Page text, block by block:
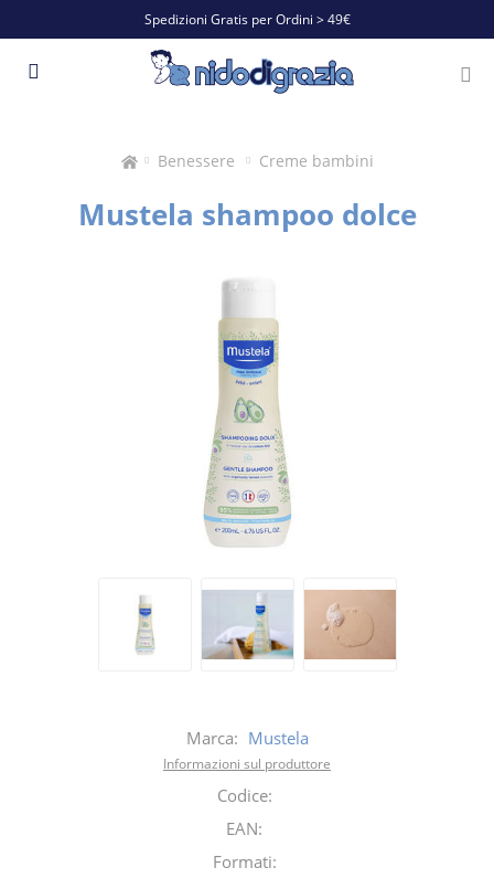
Spedizioni Gratis per Ordini > 49€
Benessere Creme bambini
Mustela shampoo dolce
Marca: Mustela
Informazioni sul produttore
Codice:
EAN:
Formati: